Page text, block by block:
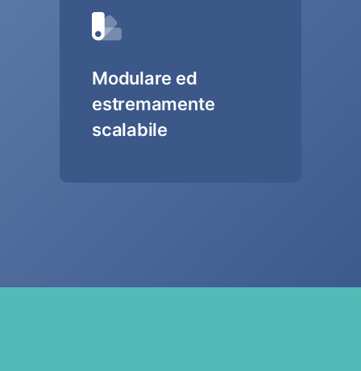
Modulare ed
estremamente
scalabile